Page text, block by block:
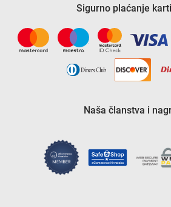
Sigurno plaćanje
Naša članstva i